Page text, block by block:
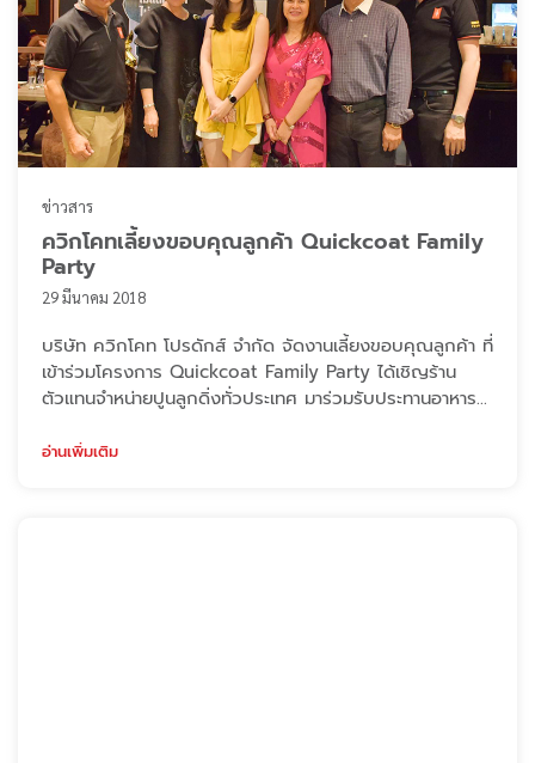
ข่าวสาร
ควิกโคทเลี้ยงขอบคุณลูกค้า Quickcoat Family
Party
29 มีนาคม 2018
บริษัท ควิกโคท โปรดักส์ จำกัด จัดงานเลี้ยงขอบคุณลูกค้า ที่
เข้าร่วมโครงการ Quickcoat Family Party ได้เชิญร้าน
ตัวแทนจำหน่ายปูนลูกดิ่งทั่วประเทศ มาร่วมรับประทานอาหาร
ท่านให้การสนับสนุนเรามาตลอด
อ่านเพิ่มเติม